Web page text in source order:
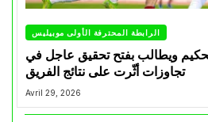
الرابطة المحترفة الأولى موبيليس
ويطالب بفتح تحقيق عاجل في
تجاوزات أثّرت على نتائج الفريق
Avril 29, 2026